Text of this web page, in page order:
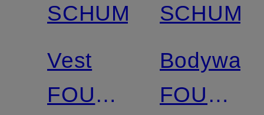
SCHUMACHER
Vest
FOULARD